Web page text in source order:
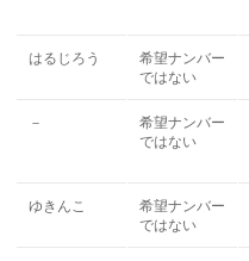
はるじろう
希望ナンバー
ではない
－
希望ナンバー
ではない
ゆきんこ
希望ナンバー
ではない